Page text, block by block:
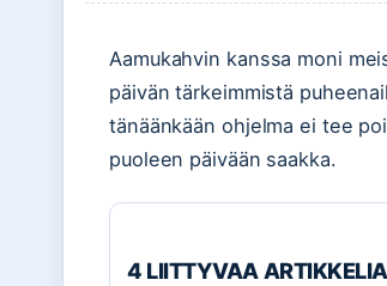
Aamukahvin kanssa moni
päivän tärkeimmistä
tänäänkään ohjelma ei tee
puoleen päivään saakka.
4 LIITTYVAA ARTIKKELIA